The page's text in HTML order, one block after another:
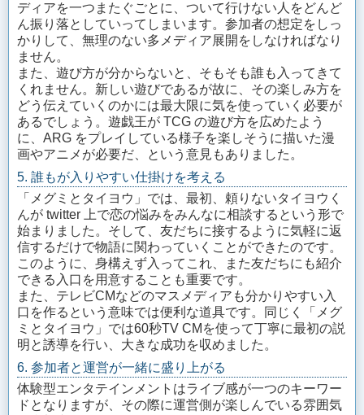
ディアを一つまたぐごとに、ついて行けない人をどんど
ん振り落としていってしまいます。参加者の想定をしっ
かりして、無理のない多メディア展開をしなければなり
ません。
また、遊び方が分からないと、そもそも誰も入ってきて
くれません。新しい遊びであるが故に、その楽しみ方を
どう伝えていくのかには最大限に気を使っていく必要が
あるでしょう。遊戯王が TCG の遊び方を広めたよう
に、ARG をプレイしている様子を楽しそうに描いた漫
画やアニメが必要だ、という意見もありました。
5. 誰もが入りやすい仕掛けを考える
「メグミとタイヨウ」では、最初、頼りないタイヨウく
んが twitter 上で恋の悩みをみんなに相談するという形で
始まりました。そして、友だちに接するように気軽に返
信するだけで物語に関わっていくことができたのです。
このように、身構えず入ってこれ、また友だちにも紹介
できる入口を用意することも重要です。
また、テレビCMなどのマスメディアも分かりやすい入
口を作るという意味では便利な道具です。同じく「メグ
ミとタイヨウ」では60秒TV CMを使って丁寧に最初の説
明と誘導を行い、大きな成功を収めました。
6. 参加者と運営が一緒に盛り上がる
体験型エンタテインメントはライブ感が一つのキーワー
ドとなりますが、その際に運営側が楽しんでいる雰囲気